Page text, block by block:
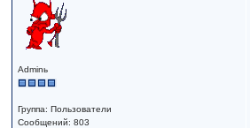
Adminь
Группа: Пользователи
Сообщений: 803